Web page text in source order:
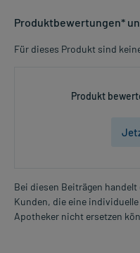
Produktbewertungen*
Für dieses Produkt sind
Produkt
Bei diesen Beiträgen
Kunden, die eine
Apotheker nicht ersetzen